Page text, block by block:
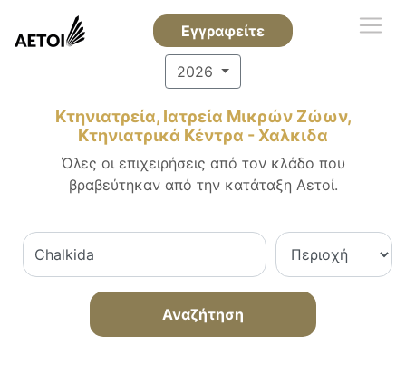
Εγγραφείτε
2026
Κτηνιατρεία, Ιατρεία Μικρών Ζώων,
Κτηνιατρικά Κέντρα - Χαλκιδα
Όλες οι επιχειρήσεις από τον κλάδο που
βραβεύτηκαν από την κατάταξη Αετοί.
Αναζήτηση